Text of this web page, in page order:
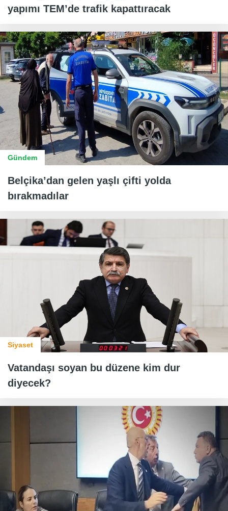
yapımı TEM’de trafik kapattıracak
Gündem
Belçika’dan gelen yaşlı çifti yolda
bırakmadılar
Siyaset
Vatandaşı soyan bu düzene kim dur
diyecek?